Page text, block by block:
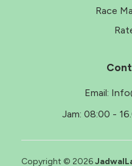
Race
Email:
Jam: 08:00 -
Copyright © 2026